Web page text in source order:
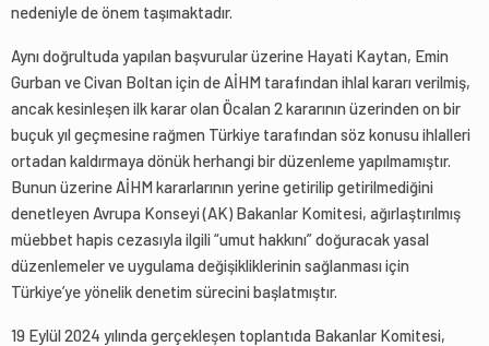
nedeniyle de önem taşımaktadır.
Aynı doğrultuda yapılan başvurular üzerine Hayati Kaytan, Emin
Gurban ve Civan Boltan için de AİHM tarafından ihlal kararı verilmiş,
ancak kesinleşen ilk karar olan Öcalan 2 kararının üzerinden on bir
buçuk yıl geçmesine rağmen Türkiye tarafından söz konusu ihlalleri
ortadan kaldırmaya dönük herhangi bir düzenleme yapılmamıştır.
Bunun üzerine AİHM kararlarının yerine getirilip getirilmediğini
denetleyen Avrupa Konseyi (AK) Bakanlar Komitesi, ağırlaştırılmış
müebbet hapis cezasıyla ilgili “umut hakkını” doğuracak yasal
düzenlemeler ve uygulama değişikliklerinin sağlanması için
Türkiye’ye yönelik denetim sürecini başlatmıştır.
19 Eylül 2024 yılında gerçekleşen toplantıda Bakanlar Komitesi,